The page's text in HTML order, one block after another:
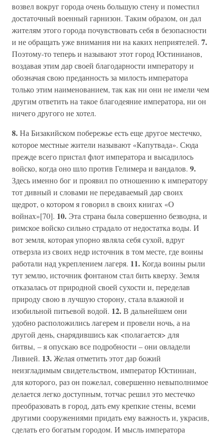
возвел вокруг города очень большую стену и поместил
достаточный военный гарнизон. Таким образом, он дал
жителям этого города почувствовать себя в безопасности
и не обращать уже внимания ни на каких неприятелей. 7.
Поэтому-то теперь и называют этот город Юстинианов,
воздавая этим дар своей благодарности императору и
обозначая свою преданность за милость императора
только этим наименованием, так как ни они не имели чем
другим ответить на такое благодеяние императора, ни он
ничего другого не хотел.
8.На Бизакийском побережье есть еще другое местечко,
которое местные жители называют «Капутвада». Сюда
прежде всего пристал флот императора и высадилось
войско, когда оно шло против Гелимера и вандалов. 9.
Здесь именно бог и проявил по отношению к императору
тот дивный и словами не передаваемый дар своих
щедрот, о котором я говорил в своих книгах «О
войнах»[70]. 10. Эта страна была совершенно безводна, и
римское войско сильно страдало от недостатка воды. И
вот земля, которая упорно являла себя сухой, вдруг
отверзла из своих недр источник в том месте, где воины
работали над укреплением лагеря. 11.Когда воины рыли
тут землю, источник фонтаном стал бить кверху. Земля
отказалась от природной своей сухости и, переделав
природу свою в лучшую сторону, стала влажной и
изобильной питьевой водой. 12.В дальнейшем они
удобно расположились лагерем и провели ночь, а на
другой день, снарядившись как <полагается> для
битвы, – я опускаю все подробности – они овладели
Ливией. 13.Желая отметить этот дар божий
неизгладимым свидетельством, император Юстиниан,
для которого, раз он пожелал, совершенно невыполнимое
делается легко доступным, тотчас решил это местечко
преобразовать в город, дать ему крепкие стены, всеми
другими сооружениями придать ему важность и, украсив,
сделать его богатым городом. И мысль императора